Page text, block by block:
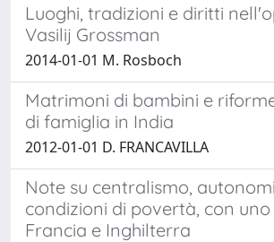
Luoghi, tradizioni e diritti
Vasilij Grossman
2014-01-01 M. Rosboch
Matrimoni di bambini e
di famiglia in India
2012-01-01 D. FRANCAVILLA
Note su centralismo,
condizioni di povertà, con
Francia e Inghilterra